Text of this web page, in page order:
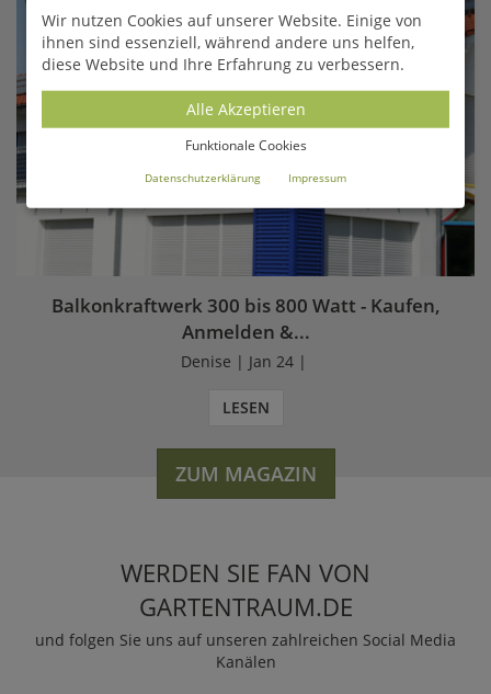
Balkonkraftwerk 300 bis 800 Watt - Kaufen,
Anmelden &...
Denise | Jan 24 |
LESEN
ZUM MAGAZIN
WERDEN SIE FAN VON
GARTENTRAUM.DE
und folgen Sie uns auf unseren zahlreichen Social Media
Kanälen
Wir nutzen Cookies auf unserer Website. Einige von
ihnen sind essenziell, während andere uns helfen,
diese Website und Ihre Erfahrung zu verbessern.
Alle Akzeptieren
Funktionale Cookies
Datenschutzerklärung Impressum